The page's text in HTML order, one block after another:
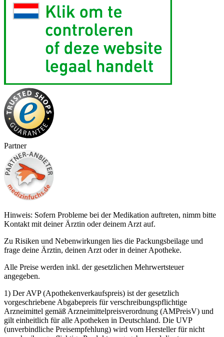
Partner
Hinweis: Sofern Probleme bei der Medikation auftreten, nimm bitte
Kontakt mit deiner Ärztin oder deinem Arzt auf.
Zu Risiken und Nebenwirkungen lies die Packungsbeilage und
frage deine Ärztin, deinen Arzt oder in deiner Apotheke.
Alle Preise werden inkl. der gesetzlichen Mehrwertsteuer
angegeben.
1) Der AVP (Apothekenverkaufspreis) ist der gesetzlich
vorgeschriebene Abgabepreis für verschreibungspflichtige
Arzneimittel gemäß Arzneimittelpreisverordnung (AMPreisV) und
gilt einheitlich für alle Apotheken in Deutschland. Die UVP
(unverbindliche Preisempfehlung) wird vom Hersteller für nicht